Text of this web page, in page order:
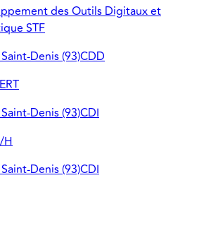
des Outils Digitaux et
STF
Denis (93)CDD
Denis (93)CDI
H
Denis (93)CDI